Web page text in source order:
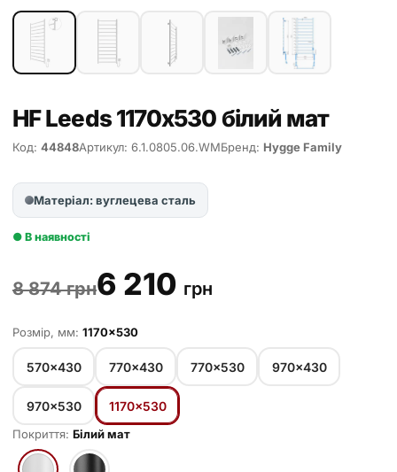
HF Leeds 1170х530 білий мат
Код: 44848Артикул: 6.1.0805.06.WMБренд: Hygge Family
Матеріал: вуглецева сталь
● В наявності
8 874 грн6 210 грн
Розмір, мм: 1170×530
570×430 770×430 770×530 970×430
970×530 1170×530
Покриття: Білий мат